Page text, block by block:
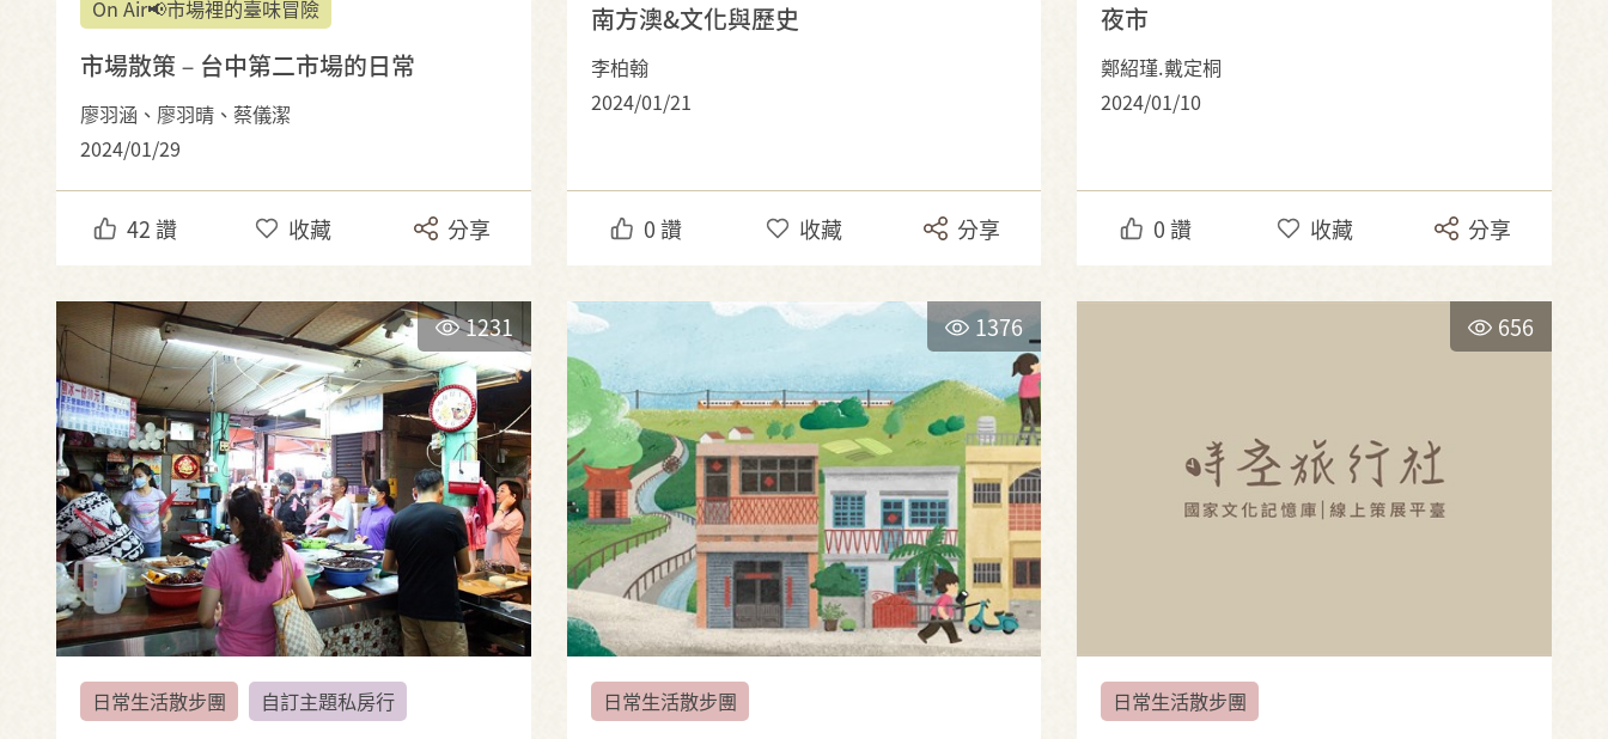
On Air📢市場裡的臺味冒險
市場散策－台中第二市場的日常
廖羽涵、廖羽晴、蔡儀潔
2024/01/29
42讚 收藏 分享
南方澳&文化與歷史
李柏翰
2024/01/21
0讚 收藏 分享
夜市
鄭紹瑾.戴定桐
2024/01/10
0讚 收藏 分享
1231
日常生活散步團 自訂主題私房行
1376
日常生活散步團
656
日常生活散步團